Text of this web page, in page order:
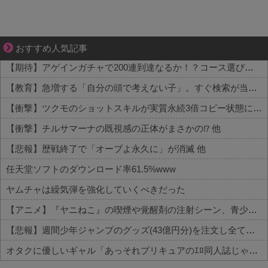
おすすめ人気記事
ゾッとして、ほろりとする奇妙な物語。
【期待】アゲインガチャで200連到達なるか！？コース選びの行方 他
【教育】急増する「自分の頭で考えない子」。すぐ検索が当たり前に…スマホ時代の“親切すぎる教育”が奪った力 他
【衝撃】ツクモのショットスキルが実質永続3倍コピー状態に 他
【衝撃】チルサマーナの既視感の正体がまさかの⁉️ 他
【悲報】歴戦終了で「オーブよ永久に」が消滅 他
任天堂ソフトのダウンロード率61.5%www
ヤムチャは繰気弾を強化していくべきだった
【アニメ】『ヤニねこ』の喫煙や覚醒剤の注射シーン、青少年への影響をめぐってBPOで問題視「社会的な問題になっている時に紛らわしいことをするな」
【悲報】週間少年ジャンプのグッズ(43億円分)を注文し全てキャンセルした女逮捕ｗｗｗｗｗｗｗｗ
オタクに優しいギャル「あっそれプリキュアのｴﾛ同人誌じゃんww♡」